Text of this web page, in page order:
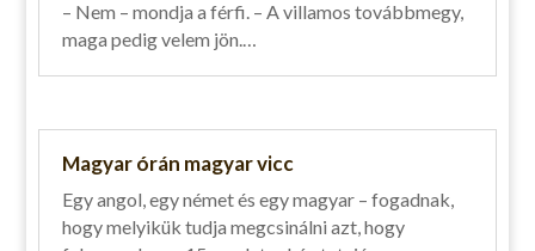
– Nem – mondja a férfi. – A villamos továbbmegy,
maga pedig velem jön.…
Magyar órán magyar vicc
Egy angol, egy német és egy magyar – fogadnak,
hogy melyikük tudja megcsinálni azt, hogy